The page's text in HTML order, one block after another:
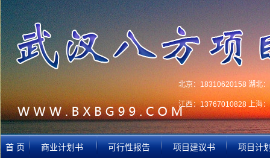
北京：18310620158 湖北
江西：13767010828 上海
首 页 商业计划书 可行性报告 项目建议书 项目计